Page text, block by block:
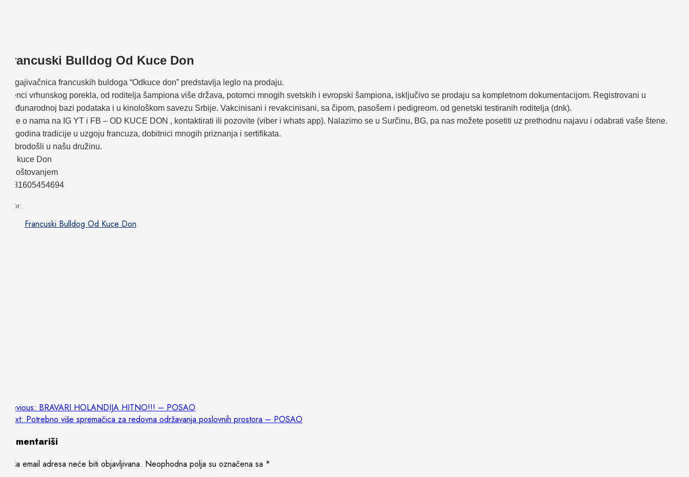
Francuski Bulldog Od Kuce Don
Odgajivačnica francuskih buldoga “Odkuce don” predstavlja leglo na prodaju.
Štenci vrhunskog porekla, od roditelja šampiona više država, potomci mnogih svetskih i evropski šampiona, isključivo se prodaju sa kompletnom dokumentacijom. Registrovani u
međunarodnoj bazi podataka i u kinološkom savezu Srbije. Vakcinisani i revakcinisani, sa čipom, pasošem i pedigreom. od genetski testiranih roditelja (dnk).
Više o nama na IG YT i FB – OD KUCE DON , kontaktirati ili pozovite (viber i whats app). Nalazimo se u Surčinu, BG, pa nas možete posetiti uz prethodnu najavu i odabrati vaše štene.
18 godina tradicije u uzgoju francuza, dobitnici mnogih priznanja i sertifikata.
Dobrodošli u našu družinu.
Od kuce Don
S'poštovanjem
+381605454694
Izvor:
Francuski Bulldog Od Kuce Don
Post
navigation
Previous: BRAVARI HOLANDIJA HITNO!!! – POSAO
Next: Potrebno više spremačica za redovna održavanja poslovnih prostora – POSAO
Komentariši
Vaša email adresa neće biti objavljivana. Neophodna polja su označena sa *